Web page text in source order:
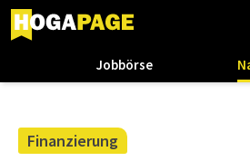
Jobbörse
Finanzierung